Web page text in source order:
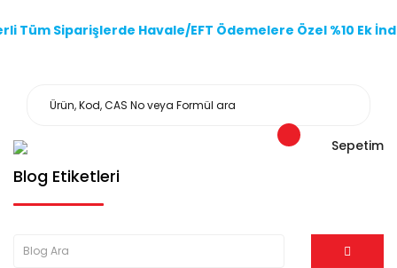
Tüm Siparişlerde Havale/EFT Ödemelere Özel %10 Ek
Sepetim
Blog Etiketleri